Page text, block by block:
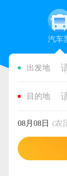
汽车
出发地
目的地
08月08日 (农